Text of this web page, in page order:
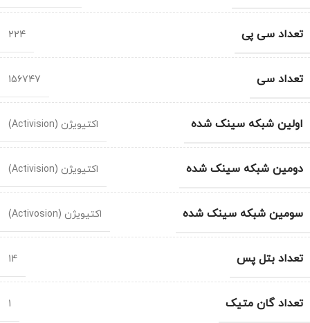
تعداد سی پی 224
تعداد سی 156747
اولین شبکه سینک شده اکتیویژن (Activision)
دومین شبکه سینک شده اکتیویژن (Activision)
سومین شبکه سینک شده اکتیویژن (Activosion)
تعداد بتل پس 14
تعداد گان متیک 1